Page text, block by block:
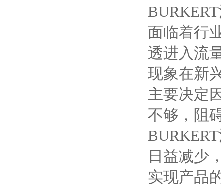
面临着行
透进入流
现象在新
主要决定
不够，阻
日益减少
实现产品